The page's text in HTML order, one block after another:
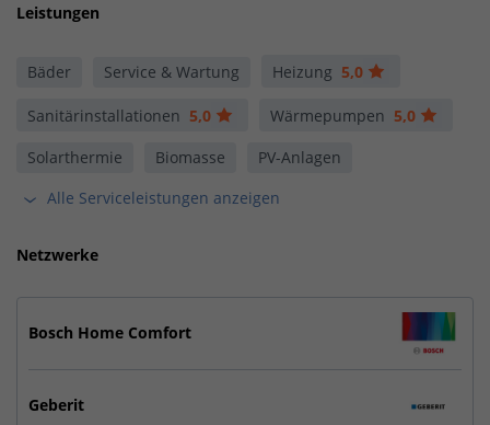
Leistungen
Bäder Service & Wartung Heizung 5,0
Sanitärinstallationen 5,0 Wärmepumpen 5,0
Solarthermie
Biomasse
PV-Anlagen
Alle Serviceleistungen anzeigen
Netzwerke
Bosch Home Comfort
Geberit